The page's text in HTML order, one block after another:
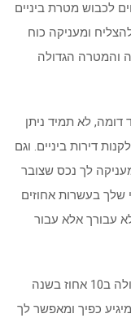
לכבוש מטרת ביניים
ומעניקה כוח
והמטרה הגדולה
דומה, לא תמיד ניתן
דירות ביניים. וגם
לך נכס שצובר
שלך בעשרות אחוזים
עבורך אלא עבור
אין ספק כי מחיר שוק של דירה להשקעה שעולה ב10 אחוז בשנה
כפיך ומאפשר לך